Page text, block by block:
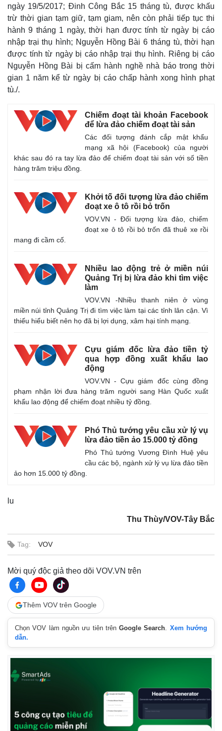
Bất động sản
Thị trường
ngày 19/5/2017; Đinh Công Bắc 15 tháng tù, được khấu
trừ thời gian tạm giữ, tạm giam, nên còn phải tiếp tục thi
hành 9 tháng 1 ngày, thời hạn được tính từ ngày bị cáo
nhập trại thụ hình; Nguyễn Hồng Bài 6 tháng tù, thời hạn
được tính từ ngày bị cáo nhập trại thụ hình. Riêng bị cáo
Nguyễn Hồng Bài bị cấm hành nghề nhà báo trong thời
gian 1 năm kể từ ngày bị cáo chấp hành xong hình phạt
tù./.
Chiếm đoạt tài khoản Facebook
để lừa đảo chiếm đoạt tài sản
Các đối tượng đánh cắp mật khẩu
mạng xã hội (Facebook) của người
khác sau đó ra tay lừa đảo để chiếm đoạt tài sản với số tiền
hàng trăm triệu đồng.
Khởi tố đối tượng lừa đảo chiếm
đoạt xe ô tô rồi bỏ trốn
VOV.VN - Đối tượng lừa đảo, chiếm
đoạt xe ô tô rồi bỏ trốn đã thuê xe rồi
mang đi cầm cố.
Nhiều lao động trẻ ở miền núi
Quảng Trị bị lừa đảo khi tìm việc
làm
VOV.VN -Nhiều thanh niên ở vùng
miền núi tỉnh Quảng Trị đi tìm việc làm tại các tỉnh lân cận. Vì
thiếu hiểu biết nên họ đã bị lợi dụng, xâm hại tính mạng.
Cựu giám đốc lừa đảo tiền tỷ
qua hợp đồng xuất khẩu lao
động
VOV.VN - Cựu giám đốc cùng đồng
phạm nhận lời đưa hàng trăm người sang Hàn Quốc xuất
khẩu lao động để chiếm đoạt nhiều tỷ đồng.
Phó Thủ tướng yêu cầu xử lý vụ
lừa đảo tiền ảo 15.000 tỷ đồng
Phó Thủ tướng Vương Đình Huệ yêu
cầu các bộ, ngành xử lý vụ lừa đảo tiền
ảo hơn 15.000 tỷ đồng.
lu
Thu Thùy/VOV-Tây Bắc
Tag: VOV
Mời quý độc giả theo dõi VOV.VN trên
Thêm VOV trên Google
Chọn VOV làm nguồn ưu tiên trênGoogle Search. Xem hướng
dẫn.